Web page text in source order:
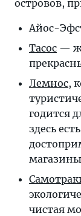
островов,
Айос-
Тасос —
Лемнос,
годится
здесь
магазины
чистая